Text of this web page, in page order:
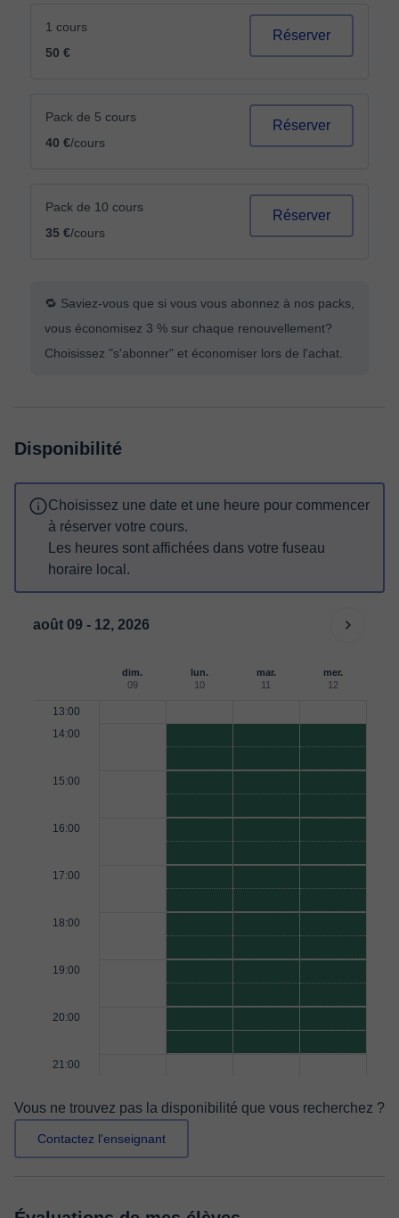
1 cours
50 €
Réserver
Pack de 5 cours
40 €/cours
Réserver
Pack de 10 cours
35 €/cours
Réserver
🔁 Saviez-vous que si vous vous abonnez à nos packs,
vous économisez 3 % sur chaque renouvellement?
Choisissez "s'abonner" et économiser lors de l'achat.
Disponibilité
Choisissez une date et une heure pour commencer
à réserver votre cours.
Les heures sont affichées dans votre fuseau
horaire local.
août 09 - 12, 2026
dim.
09
lun.
10
mar.
11
mer.
12
13:00
14:00
15:00
16:00
17:00
18:00
19:00
20:00
21:00
Vous ne trouvez pas la disponibilité que vous recherchez ?
Contactez l'enseignant